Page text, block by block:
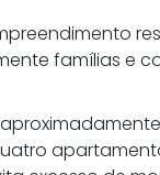
famílias e